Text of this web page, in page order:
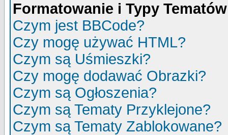
Formatowanie i Typy Tematów
Czym jest BBCode?
Czy mogę używać HTML?
Czym są Uśmieszki?
Czy mogę dodawać Obrazki?
Czym są Ogłoszenia?
Czym są Tematy Przyklejone?
Czym są Tematy Zablokowane?